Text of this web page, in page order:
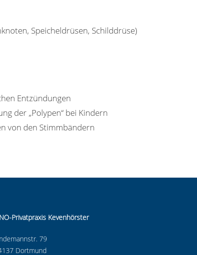
Speicheldrüsen, Schilddrüse)
Entzündungen
der „Polypen“ bei Kindern
von den Stimmbändern
Privatpraxis Kevenhörster
79
Dortmund